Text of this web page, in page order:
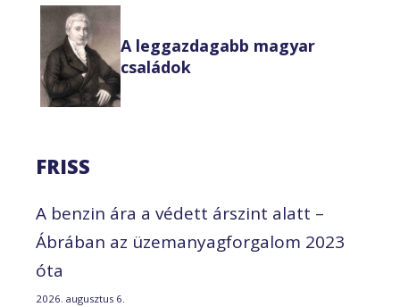
A leggazdagabb magyar
családok
FRISS
A benzin ára a védett árszint alatt –
Ábrában az üzemanyagforgalom 2023
óta
2026. augusztus 6.